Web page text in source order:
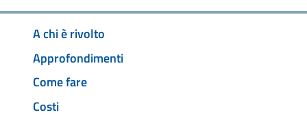
A chi è rivolto
Approfondimenti
Come fare
Costi